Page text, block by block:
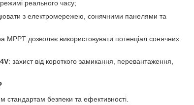
реального часу;
з електромережею, сонячними панелями та
MPPT дозволяє використовувати потенціал сонячних
: захист від короткого замикання, перевантаження,
стандартам безпеки та ефективності.